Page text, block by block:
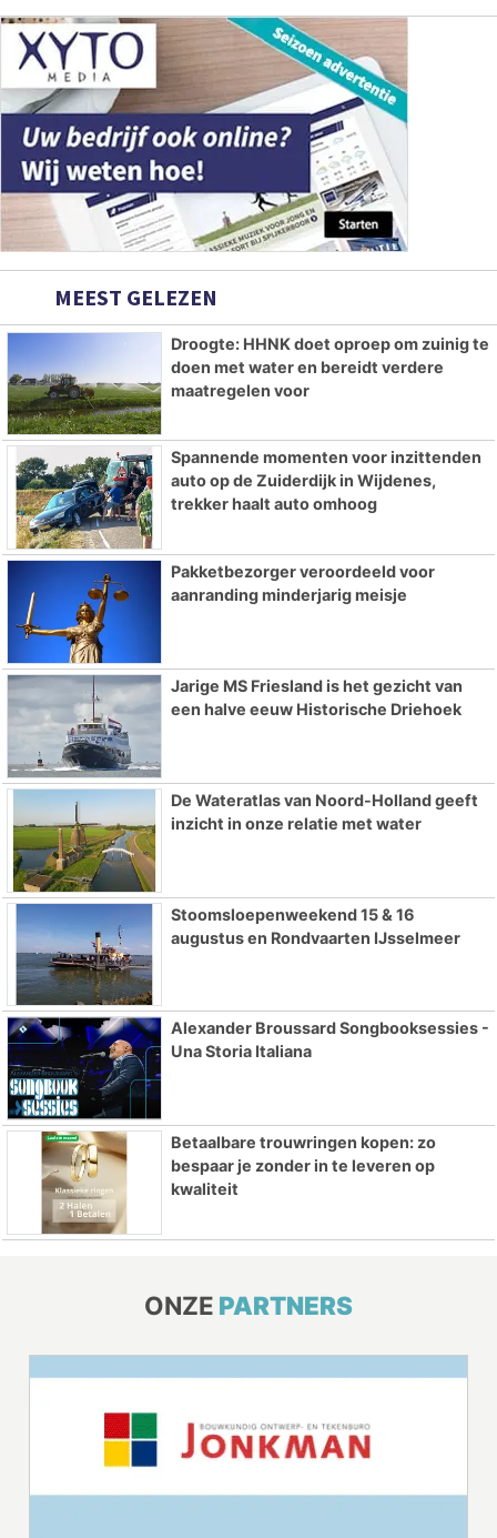
MEEST GELEZEN
Droogte: HHNK doet oproep om zuinig te
doen met water en bereidt verdere
maatregelen voor
Spannende momenten voor inzittenden
auto op de Zuiderdijk in Wijdenes,
trekker haalt auto omhoog
Pakketbezorger veroordeeld voor
aanranding minderjarig meisje
Jarige MS Friesland is het gezicht van
een halve eeuw Historische Driehoek
De Wateratlas van Noord-Holland geeft
inzicht in onze relatie met water
Stoomsloepenweekend 15 & 16
augustus en Rondvaarten IJsselmeer
Alexander Broussard Songbooksessies -
Una Storia Italiana
Betaalbare trouwringen kopen: zo
bespaar je zonder in te leveren op
kwaliteit
ONZE PARTNERS